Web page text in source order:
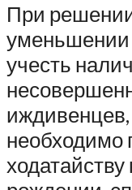
При
уменьшении
учесть
необходимо